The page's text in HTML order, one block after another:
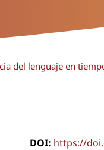
del lenguaje en
DOI: https://